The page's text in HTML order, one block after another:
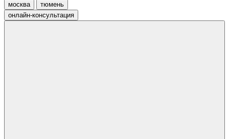
москва
тюмень
онлайн-консультация